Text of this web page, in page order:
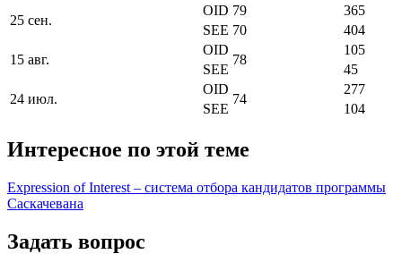
25 сен.
OID 79
365
SEE 70
404
15 авг.
OID
78
105
SEE
45
24 июл.
OID
74
277
SEE
104
Интересное по этой теме
Expression of Interest – система отбора кандидатов программы
Саскачевана
Задать вопрос